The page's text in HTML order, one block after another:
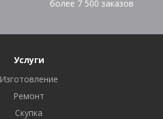
более 7 500 заказов
Услуги
Изготовление
Ремонт
Скупка